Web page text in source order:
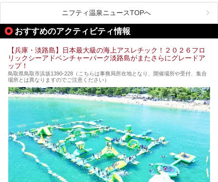
有名な「金泉」と「銀泉」に加え、人工のの炭酸泉まで楽し
める、ある意味「最強」ともいえる施設です。
今回は自慢のお湯をメインにその魅力の数々を紹介します！
ニフティ温泉ニュースTOPへ
おすすめのアクティビティ情報
【兵庫・淡路島】日本最大級の海上アスレチック！２０２６フロ
リックシーアドベンチャーパーク淡路島がまたさらにグレードア
ップ！
鳥取県鳥取市浜坂1390‐228（こちらは事務局所在地となり、開催場所や受付、集合
場所とは異なりますのでご注意ください）